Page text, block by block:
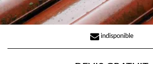
indisponible